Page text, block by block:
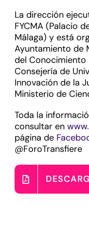
La dirección
FYCMA (Palacio
Málaga) y está
Ayuntamiento de
del
Consejería de
Innovación de la
Ministerio de
Toda la
consultar en
página de
@ForoTransfiere